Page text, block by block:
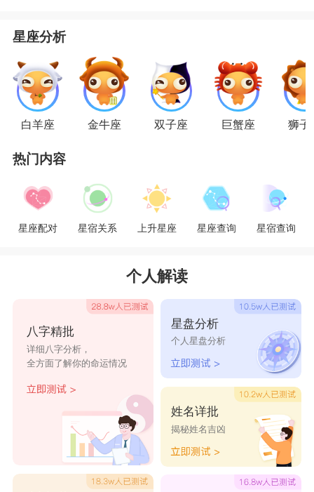
星座分析
白羊座 金牛座 双子座 巨蟹座 狮子
热门内容
星座配对 星宿关系 上升星座 星座查询 星宿查询
个人解读
八字精批
详细八字分析，
全方面了解你的命运情况
星盘分析
个人星盘分析
姓名详批
揭秘姓名吉凶